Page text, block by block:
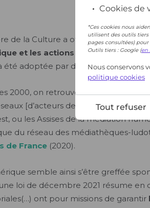
Cookies de
*Ces cookies nous
utilisent des outils tiers
pages consultées)
Outils tiers : Google (en
Nous conservons
politique cookies
Tout refuser